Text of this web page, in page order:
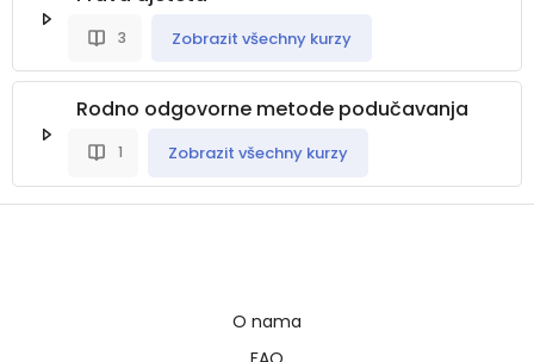
3 Zobrazit všechny kurzy
Rodno odgovorne metode podučavanja
1 Zobrazit všechny kurzy
O nama